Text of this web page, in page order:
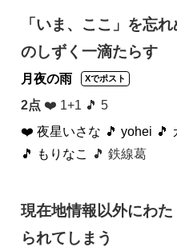
「いま、ここ」を忘
のしずく一滴たらす
月夜の雨 Xでポスト
2点 ❤️ 1+1 🎵 5
❤️ 夜星いさな 🎵 yohei 🎵
🎵 もりなこ
🎵 鉄線葛
現在地情報以外にわ
られてしまう